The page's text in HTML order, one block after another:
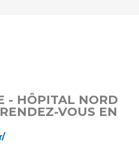
ou de radiologie
- HÔPITAL NORD
VOUS EN